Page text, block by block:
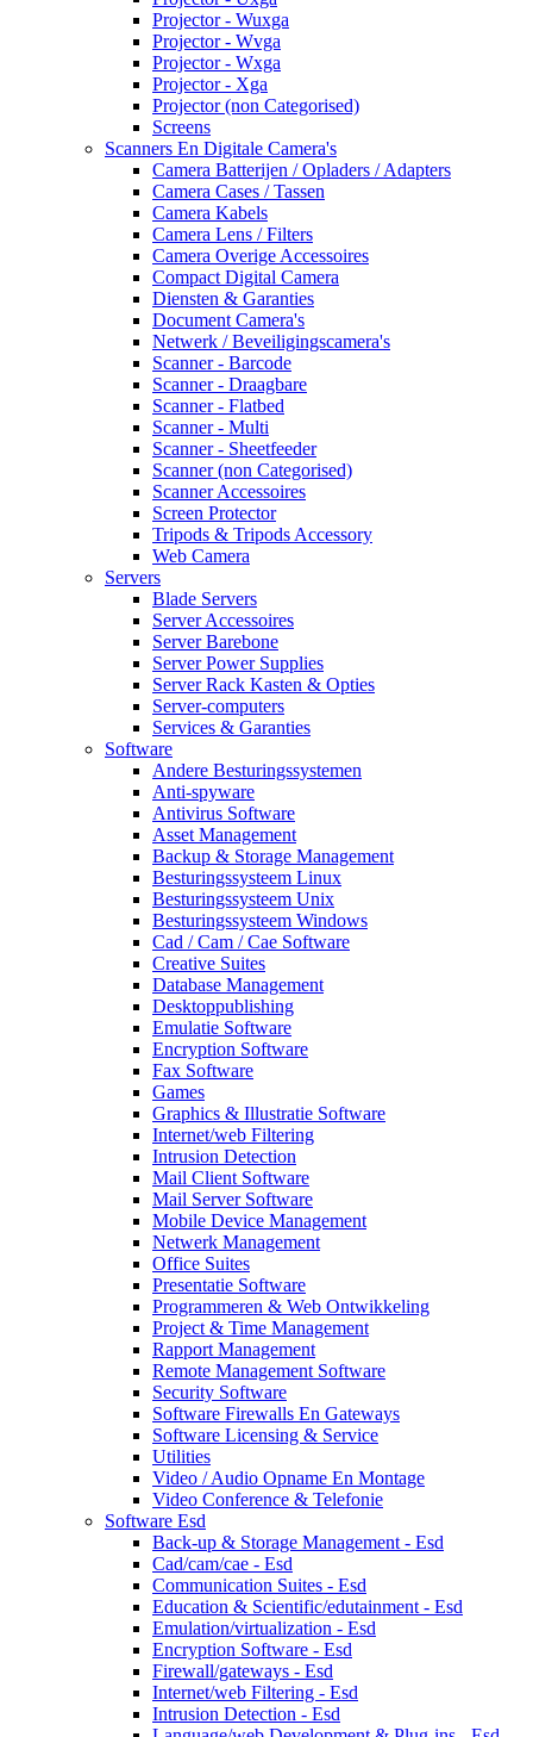
Projector - Wuxga
Projector - Wvga
Projector - Wxga
Projector - Xga
Projector (non Categorised)
Screens
Scanners En Digitale Camera's
Camera Batterijen / Opladers / Adapters
Camera Cases / Tassen
Camera Kabels
Camera Lens / Filters
Camera Overige Accessoires
Compact Digital Camera
Diensten & Garanties
Document Camera's
Netwerk / Beveiligingscamera's
Scanner - Barcode
Scanner - Draagbare
Scanner - Flatbed
Scanner - Multi
Scanner - Sheetfeeder
Scanner (non Categorised)
Scanner Accessoires
Screen Protector
Tripods & Tripods Accessory
Web Camera
Servers
Blade Servers
Server Accessoires
Server Barebone
Server Power Supplies
Server Rack Kasten & Opties
Server-computers
Services & Garanties
Software
Andere Besturingssystemen
Anti-spyware
Antivirus Software
Asset Management
Backup & Storage Management
Besturingssysteem Linux
Besturingssysteem Unix
Besturingssysteem Windows
Cad / Cam / Cae Software
Creative Suites
Database Management
Desktoppublishing
Emulatie Software
Encryption Software
Fax Software
Games
Graphics & Illustratie Software
Internet/web Filtering
Intrusion Detection
Mail Client Software
Mail Server Software
Mobile Device Management
Netwerk Management
Office Suites
Presentatie Software
Programmeren & Web Ontwikkeling
Project & Time Management
Rapport Management
Remote Management Software
Security Software
Software Firewalls En Gateways
Software Licensing & Service
Utilities
Video / Audio Opname En Montage
Video Conference & Telefonie
Software Esd
Back-up & Storage Management - Esd
Cad/cam/cae - Esd
Communication Suites - Esd
Education & Scientific/edutainment - Esd
Emulation/virtualization - Esd
Encryption Software - Esd
Firewall/gateways - Esd
Internet/web Filtering - Esd
Intrusion Detection - Esd